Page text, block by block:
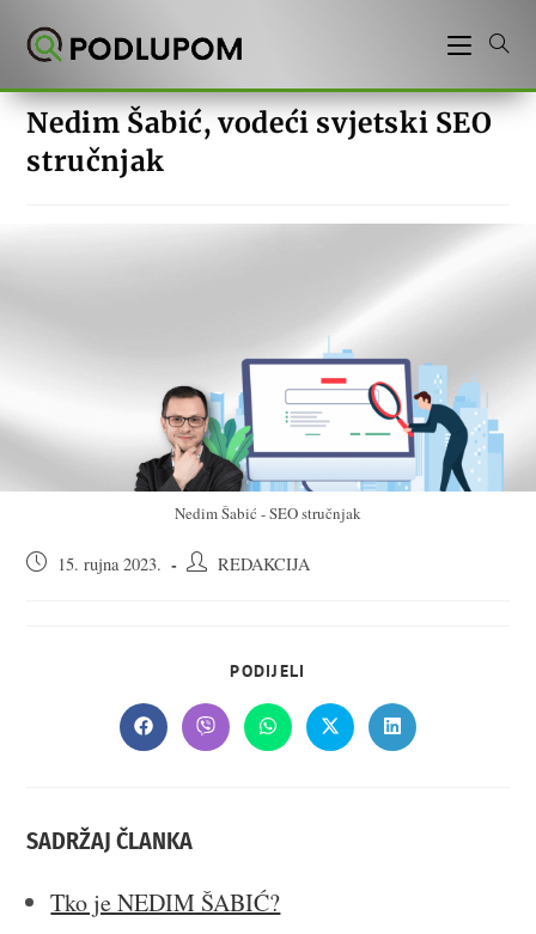
Nedim Šabić, vodeći svjetski SEO
stručnjak
Nedim Šabić - SEO stručnjak
Objava15. rujna 2023.
AutorREDAKCIJA
PODIJELI
CONTENT
Opens
in
Opens
in
Opens
in
Opens
in
Opens
in
SADRŽAJ ČLANKA
Tko je NEDIM ŠABIĆ?